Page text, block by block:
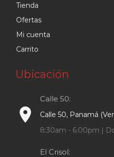
Tienda
Ofertas
Mi cuenta
Carrito
Ubicación
place
Calle 50:
Calle 50, Panamá
8:30am - 6:00pm |
El Crisol: